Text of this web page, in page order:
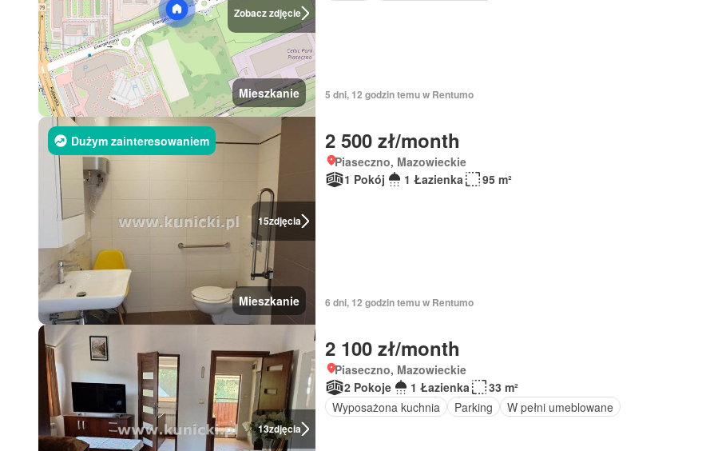
Zobacz zdjęcie
Mieszkanie 5 dni, 12 godzin temu w Rentumo
15zdjęcia
Dużym zainteresowaniem
Mieszkanie
2 500 zł/month
Piaseczno, Mazowieckie
1 Pokój
1 Łazienka 95 m²
6 dni, 12 godzin temu w Rentumo
13zdjęcia
2 100 zł/month
Piaseczno, Mazowieckie
2 Pokoje
1 Łazienka
33 m²
Wyposażona kuchnia
Parking W pełni umeblowane